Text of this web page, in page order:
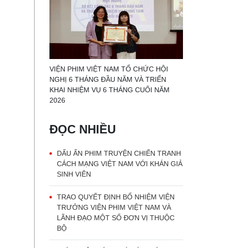
VIỆN PHIM VIỆT NAM TỔ CHỨC HỘI
NGHỊ 6 THÁNG ĐẦU NĂM VÀ TRIỂN
KHAI NHIỆM VỤ 6 THÁNG CUỐI NĂM
2026
ĐỌC NHIỀU
DẤU ẤN PHIM TRUYỆN CHIẾN TRANH
CÁCH MẠNG VIỆT NAM VỚI KHÁN GIẢ
SINH VIÊN
TRAO QUYẾT ĐỊNH BỔ NHIỆM VIỆN
TRƯỞNG VIỆN PHIM VIỆT NAM VÀ
LÃNH ĐẠO MỘT SỐ ĐƠN VỊ THUỘC
BỘ